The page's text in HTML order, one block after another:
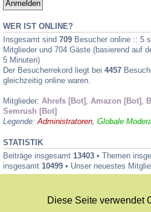
Diese Seite verwendet
WER IST ONLINE?
Insgesamt sind 709 Besucher online :: 5
Mitglieder und 704 Gäste (basierend auf
5 Minuten)
Der Besucherrekord liegt bei 4457
gleichzeitig online waren.
Mitglieder: Ahrefs [Bot] , Amazon [Bot] ,
Semrush [Bot]
Legende:Administratoren, Globale
STATISTIK
Beiträge insgesamt 13403 • Themen
insgesamt 10499 • Unser neuestes